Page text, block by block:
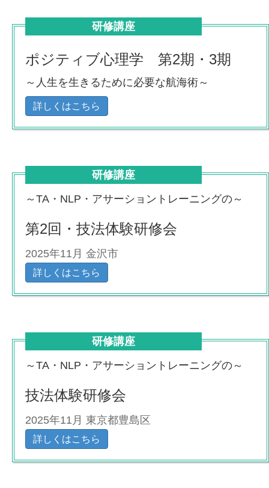
研修講座
ポジティブ心理学 第2期・3期
～人生を生きるために必要な航海術～
詳しくはこちら
研修講座
～TA・NLP・アサーショントレーニングの～
第2回・技法体験研修会
2025年11月 金沢市
詳しくはこちら
研修講座
～TA・NLP・アサーショントレーニングの～
技法体験研修会
2025年11月 東京都豊島区
詳しくはこちら